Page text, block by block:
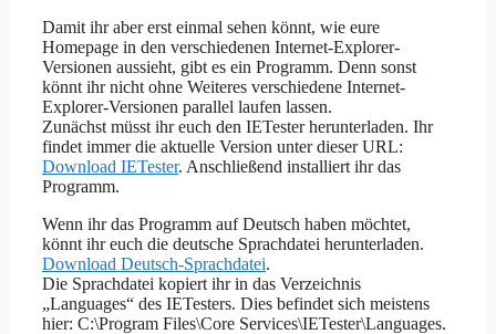
Damit ihr aber erst einmal sehen könnt, wie eure
Homepage in den verschiedenen Internet-Explorer-
Versionen aussieht, gibt es ein Programm. Denn sonst
könnt ihr nicht ohne Weiteres verschiedene Internet-
Explorer-Versionen parallel laufen lassen.
Zunächst müsst ihr euch den IETester herunterladen. Ihr
findet immer die aktuelle Version unter dieser URL:
Download IETester. Anschließend installiert ihr das
Programm.
Wenn ihr das Programm auf Deutsch haben möchtet,
könnt ihr euch die deutsche Sprachdatei herunterladen.
Download Deutsch-Sprachdatei.
Die Sprachdatei kopiert ihr in das Verzeichnis
„Languages“ des IETesters. Dies befindet sich meistens
hier: C:\Program Files\Core Services\IETester\Languages.